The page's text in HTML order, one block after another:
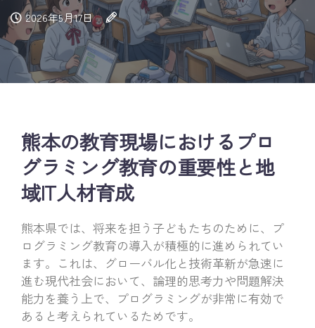
2026年5月17日
熊本の教育現場におけるプロ
グラミング教育の重要性と地
域IT人材育成
熊本県では、将来を担う子どもたちのために、プ
ログラミング教育の導入が積極的に進められてい
ます。これは、グローバル化と技術革新が急速に
進む現代社会において、論理的思考力や問題解決
能力を養う上で、プログラミングが非常に有効で
あると考えられているためです。